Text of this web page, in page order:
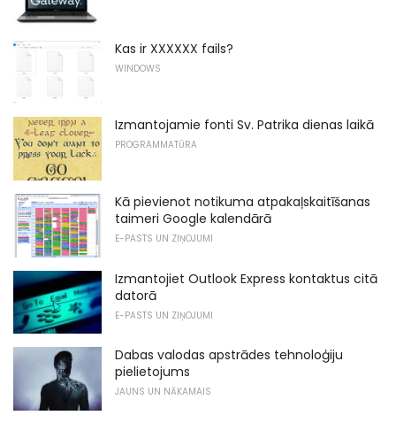
Kas ir XXXXXX fails?
WINDOWS
Izmantojamie fonti Sv. Patrika dienas laikā
PROGRAMMATŪRA
Kā pievienot notikuma atpakaļskaitīšanas
taimeri Google kalendārā
E-PASTS UN ZIŅOJUMI
Izmantojiet Outlook Express kontaktus citā
datorā
E-PASTS UN ZIŅOJUMI
Dabas valodas apstrādes tehnoloģiju
pielietojums
JAUNS UN NĀKAMAIS